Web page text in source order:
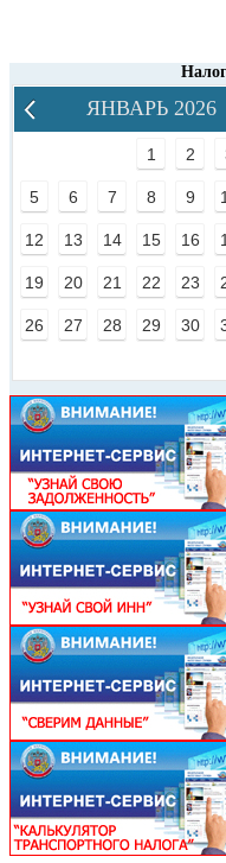
ЯНВАРЬ 2026
1 2
5 6 7 8 9
12 13 14 15 16
19 20 21 22 23
26 27 28 29 30